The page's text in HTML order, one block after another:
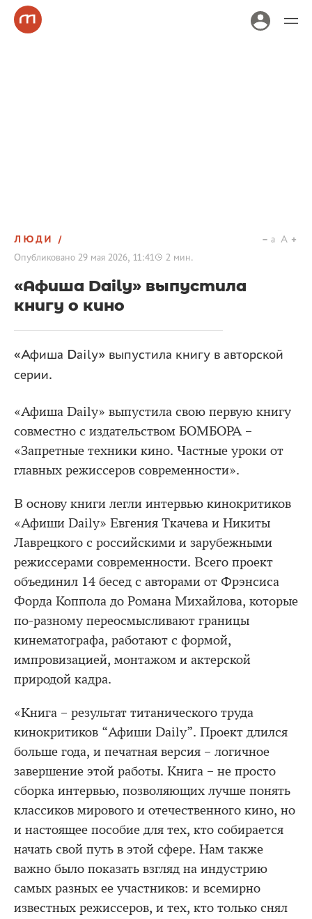
ЛЮДИ
Опубликовано 29 мая 2026, 11:41 2 мин.
a A
«Афиша Daily» выпустила
книгу о кино
«Афиша Daily» выпустила книгу в авторской
серии.
«Афиша Daily» выпустила свою первую книгу
совместно с издательством БОМБОРА –
«Запретные техники кино. Частные уроки от
главных режиссеров современности».
В основу книги легли интервью кинокритиков
«Афиши Daily» Евгения Ткачева и Никиты
Лаврецкого с российскими и зарубежными
режиссерами современности. Всего проект
объединил 14 бесед с авторами от Фрэнсиса
Форда Коппола до Романа Михайлова, которые
по-разному переосмысливают границы
кинематографа, работают с формой,
импровизацией, монтажом и актерской
природой кадра.
«Книга – результат титанического труда
кинокритиков “Афиши Daily”. Проект длился
больше года, и печатная версия – логичное
завершение этой работы. Книга – не просто
сборка интервью, позволяющих лучше понять
классиков мирового и отечественного кино, но
и настоящее пособие для тех, кто собирается
начать свой путь в этой сфере. Нам также
важно было показать взгляд на индустрию
самых разных ее участников: и всемирно
известных режиссеров, и тех, кто только снял